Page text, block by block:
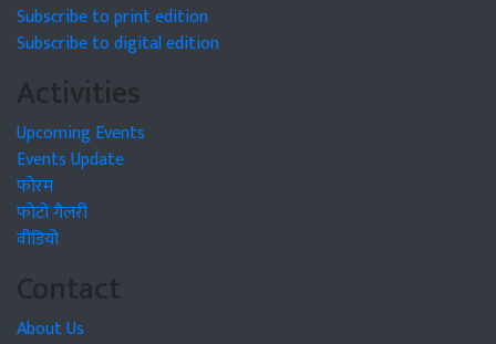
Subscribe to print edition
Subscribe to digital edition
Activities
Upcoming Events
Events Update
फोरम
फोटो गैलरी
वीडियो
Contact
About Us